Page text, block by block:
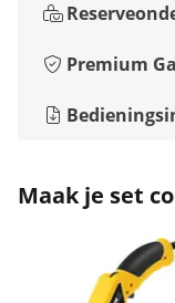
Premium
Maak je set